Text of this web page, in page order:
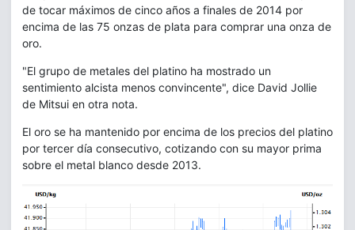
de tocar máximos de cinco años a finales de 2014 por
encima de las 75 onzas de plata para comprar una onza de
oro.
"El grupo de metales del platino ha mostrado un
sentimiento alcista menos convincente", dice David Jollie
de Mitsui en otra nota.
El oro se ha mantenido por encima de los precios del platino
por tercer día consecutivo, cotizando con su mayor prima
sobre el metal blanco desde 2013.